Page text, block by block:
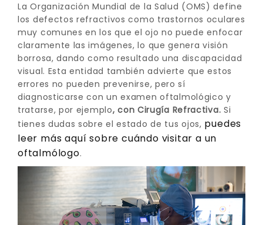
La Organización Mundial de la Salud (OMS) define
los defectos refractivos como trastornos oculares
muy comunes en los que el ojo no puede enfocar
claramente las imágenes, lo que genera visión
borrosa, dando como resultado una discapacidad
visual. Esta entidad también advierte que estos
errores no pueden prevenirse, pero sí
diagnosticarse con un examen oftalmológico y
tratarse, por ejemplo, con Cirugía Refractiva. Si
tienes dudas sobre el estado de tus ojos, puedes
leer más aquí sobre cuándo visitar a un
oftalmólogo.